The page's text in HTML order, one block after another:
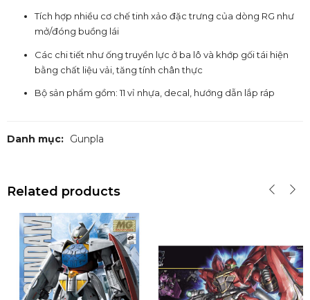
Tích hợp nhiều cơ chế tinh xảo đặc trưng của dòng RG như
mở/đóng buồng lái
Các chi tiết như ống truyền lực ở ba lô và khớp gối tái hiện
bằng chất liệu vải, tăng tính chân thực
Bộ sản phẩm gồm: 11 vỉ nhựa, decal, hướng dẫn lắp ráp
Danh mục: Gunpla
Related products